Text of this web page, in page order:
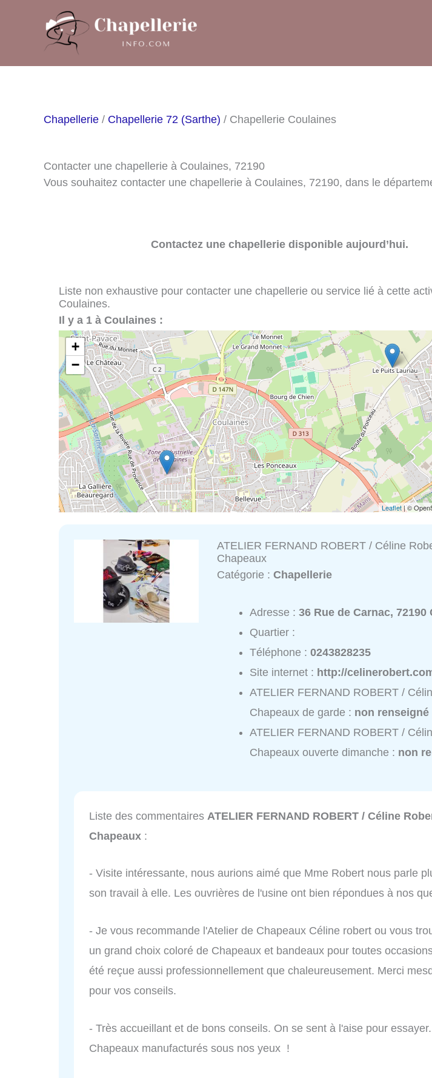
Chapellerie / Chapellerie 72 (Sarthe) / Chapellerie Coulaines
Contacter une chapellerie à Coulaines, 72190
Vous souhaitez contacter une chapellerie à Coulaines, 72190, dans le
Contactez une chapellerie disponible aujourd’hui.
Liste non exhaustive pour contacter une chapellerie ou service lié à cette
Coulaines.
Il y a 1 à Coulaines :
+
−
Leaflet| ©
ATELIER FERNAND ROBERT / Céline
Chapeaux
Catégorie :Chapellerie
Adresse :36 Rue de Carnac, 72190
Quartier :
Téléphone :0243828235
Site internet : http://
ATELIER FERNAND ROBERT /
Chapeaux de garde : non renseigné
ATELIER FERNAND ROBERT /
Chapeaux ouverte dimanche : non
Liste des commentaires ATELIER FERNAND ROBERT / Céline
Chapeaux :
- Visite intéressante, nous aurions aimé que Mme Robert nous parle
son travail à elle. Les ouvrières de l'usine ont bien répondues à nos
- Je vous recommande l'Atelier de Chapeaux Céline robert ou vous
un grand choix coloré de Chapeaux et bandeaux pour toutes
été reçue aussi professionnellement que chaleureusement. Merci
pour vos conseils.
- Très accueillant et de bons conseils. On se sent à l'aise pour essayer.
Chapeaux manufacturés sous nos yeux !